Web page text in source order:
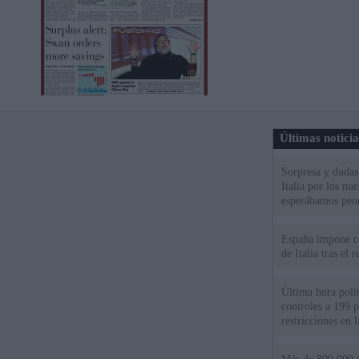
Últimas
Sorpresa y
Italia por los
esperábamos
España impone
de Italia tras el
Última hora
controles a 199
restricciones en